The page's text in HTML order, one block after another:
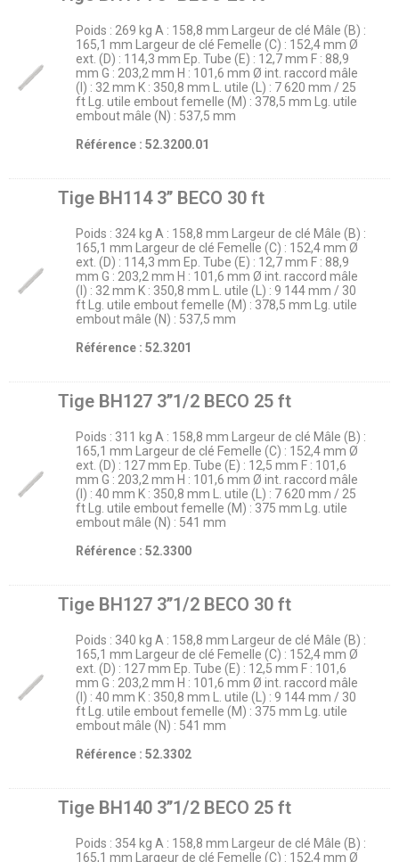
Poids : 269 kg A : 158,8 mm Largeur de clé Mâle (B) :
165,1 mm Largeur de clé Femelle (C) : 152,4 mm Ø
ext. (D) : 114,3 mm Ep. Tube (E) : 12,7 mm F : 88,9
mm G : 203,2 mm H : 101,6 mm Ø int. raccord mâle
(I) : 32 mm K : 350,8 mm L. utile (L) : 7 620 mm / 25
ft Lg. utile embout femelle (M) : 378,5 mm Lg. utile
embout mâle (N) : 537,5 mm
Référence : 52.3200.01
Tige BH114 3’’ BECO 30 ft
Poids : 324 kg A : 158,8 mm Largeur de clé Mâle (B) :
165,1 mm Largeur de clé Femelle (C) : 152,4 mm Ø
ext. (D) : 114,3 mm Ep. Tube (E) : 12,7 mm F : 88,9
mm G : 203,2 mm H : 101,6 mm Ø int. raccord mâle
(I) : 32 mm K : 350,8 mm L. utile (L) : 9 144 mm / 30
ft Lg. utile embout femelle (M) : 378,5 mm Lg. utile
embout mâle (N) : 537,5 mm
Référence : 52.3201
Tige BH127 3’’1/2 BECO 25 ft
Poids : 311 kg A : 158,8 mm Largeur de clé Mâle (B) :
165,1 mm Largeur de clé Femelle (C) : 152,4 mm Ø
ext. (D) : 127 mm Ep. Tube (E) : 12,5 mm F : 101,6
mm G : 203,2 mm H : 101,6 mm Ø int. raccord mâle
(I) : 40 mm K : 350,8 mm L. utile (L) : 7 620 mm / 25
ft Lg. utile embout femelle (M) : 375 mm Lg. utile
embout mâle (N) : 541 mm
Référence : 52.3300
Tige BH127 3’’1/2 BECO 30 ft
Poids : 340 kg A : 158,8 mm Largeur de clé Mâle (B) :
165,1 mm Largeur de clé Femelle (C) : 152,4 mm Ø
ext. (D) : 127 mm Ep. Tube (E) : 12,5 mm F : 101,6
mm G : 203,2 mm H : 101,6 mm Ø int. raccord mâle
(I) : 40 mm K : 350,8 mm L. utile (L) : 9 144 mm / 30
ft Lg. utile embout femelle (M) : 375 mm Lg. utile
embout mâle (N) : 541 mm
Référence : 52.3302
Tige BH140 3’’1/2 BECO 25 ft
Poids : 354 kg A : 158,8 mm Largeur de clé Mâle (B) :
165,1 mm Largeur de clé Femelle (C) : 152,4 mm Ø